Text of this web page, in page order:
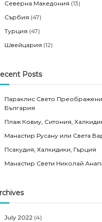
Северна Македония (13)
Сърбия (47)
Турция (47)
Швейцария (12)
Posts
Параклис Свето
България
Плаж Ковиу, Ситония,
Манастир Русану или Света
Псакудия, Халкидики, Гърция
Манастир Свети Николай
July 2022 (4)